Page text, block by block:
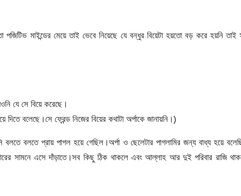
পজিটিভ মাইন্ডের মেয়ে তাই ভেবে নিয়েছে যে বন্ধুর বিয়েটা হয়তো বড় করে হয়নি তাই
যে সে বিয়ে করেছে।
দিতে বলেছে।সে ফ্রেন্ড নিজের বিয়ের কথাটা অর্পাকে জানায়নি।)
বলতে প্রায় পাগল হয়ে গেছিল।অর্পা ও ছেলেটার পাগলামির জন্য বাধ্য হয়ে
সামনে এসে দাঁড়াতে।সব কিছু ঠিক থাকলে এবং আল্লাহ আর দুই পরিবার রাজি